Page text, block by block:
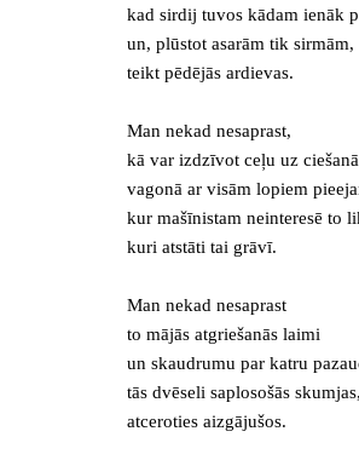
kad sirdij tuvos kādam ienāk
un, plūstot asarām tik sirmām,
teikt pēdējās ardievas.
Man nekad nesaprast,
kā var izdzīvot ceļu uz
vagonā ar visām lopiem
kur mašīnistam neinteresē to
kuri atstāti tai grāvī.
Man nekad nesaprast
to mājās atgriešanās laimi
un skaudrumu par katru
tās dvēseli saplosošās
atceroties aizgājušos.